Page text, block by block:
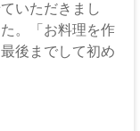
いただきまし
。「お料理を作
後までして初め